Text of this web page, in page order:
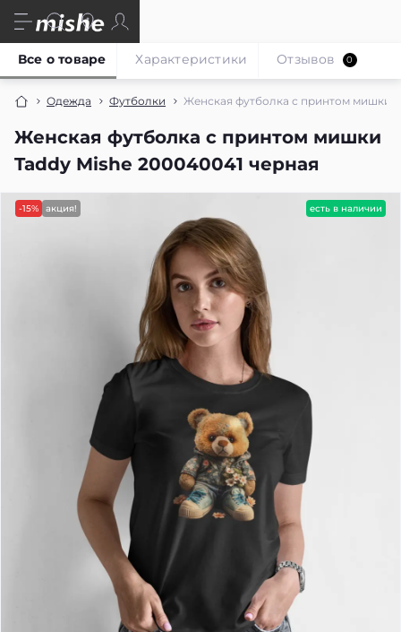
Одежда Футболки Женская футболка с принтом мишки
Женская футболка с принтом мишки
Taddy Mishe 200040041 черная
Все о товаре Характеристики Отзывов 0
-15% акция! есть в наличии